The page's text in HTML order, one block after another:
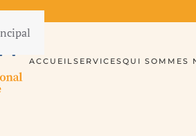
ACCUEIL SERVICESQUI SOMMES